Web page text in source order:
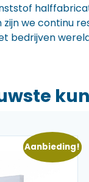
we
bedrijven
Aanbieding!